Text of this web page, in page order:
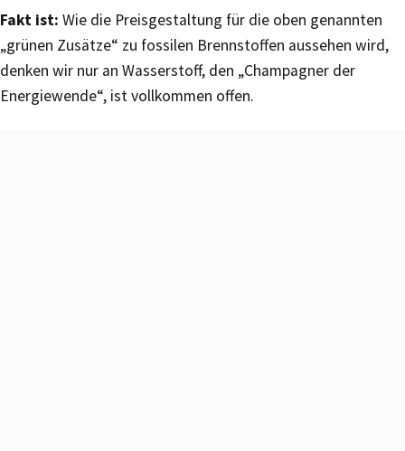
Fakt ist: Wie die Preisgestaltung für die oben genannten
„grünen Zusätze“ zu fossilen Brennstoffen aussehen wird,
denken wir nur an Wasserstoff, den „Champagner der
Energiewende“, ist vollkommen offen.